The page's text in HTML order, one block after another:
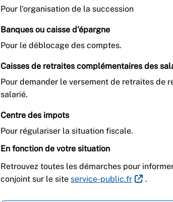
Pour l'organisation de la succession
Banques ou caisse d'épargne
Pour le déblocage des comptes.
Caisses de retraites complémentaires des
Pour demander le versement de retraites de
salarié.
Centre des impots
Pour régulariser la situation fiscale.
En fonction de votre situation
Retrouvez toutes les démarches pour
conjoint sur le site service-public.fr .